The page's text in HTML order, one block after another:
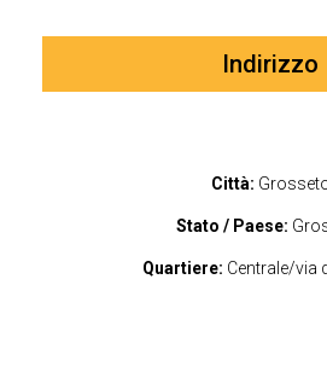
Indirizzo
Città:
Stato / Paese:
Quartiere: Centrale/via